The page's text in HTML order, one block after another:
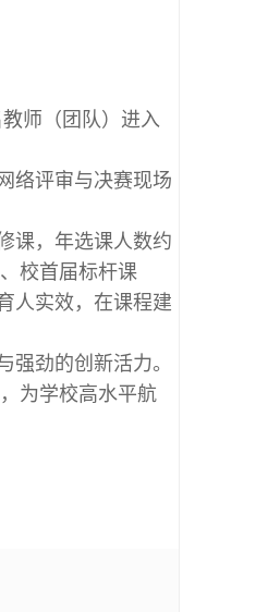
师（团队）进入
络评审与决赛现场
课，年选课人数约
校首届标杆课
人实效，在课程建
劲的创新活力。
为学校高水平航